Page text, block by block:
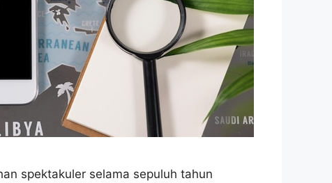
spektakuler selama sepuluh tahun